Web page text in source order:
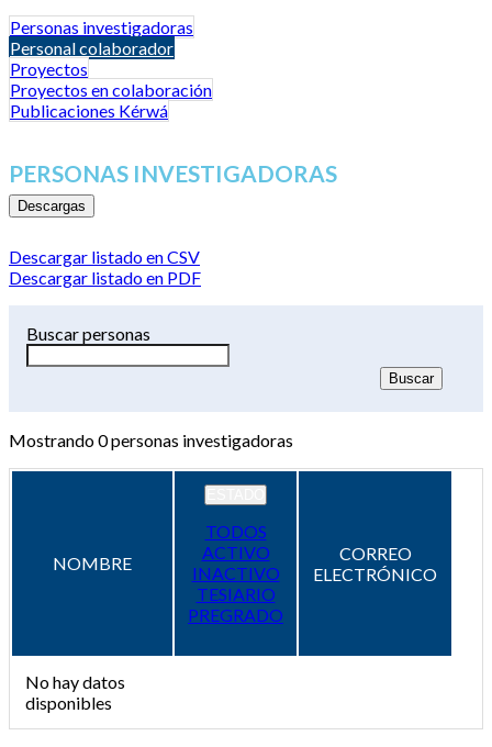
Personas investigadoras
Personal colaborador
Proyectos
Proyectos en colaboración
Publicaciones Kérwá
PERSONAS INVESTIGADORAS
Descargas
Descargar listado en CSV
Descargar listado en PDF
Buscar personas
Mostrando0personas investigadoras
NOMBRE
TODOS
ACTIVO
INACTIVO
TESIARIO
PREGRADO
CORREO
ELECTRÓNICO
No hay datos
disponibles